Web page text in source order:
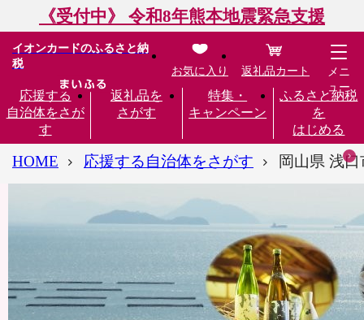
《受付中》 令和8年熊本地震緊急支援
イオンカードのふるさと納
税
応援する
自治体をさが
す
返礼品を
さがす
特集・
キャンペーン
ふるさと納税
を
はじめる
お気に入り 返礼品カート
メニ
ュー
HOME 応援する自治体をさがす 岡山県 浅口